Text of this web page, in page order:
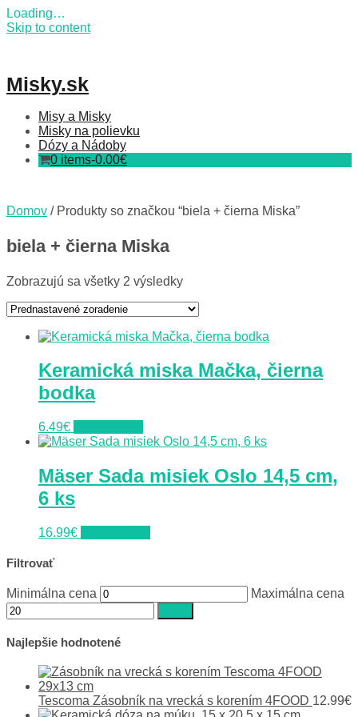
Loading…
Skip to content
Misky.sk
Misy a Misky
Misky na polievku
Dózy a Nádoby
0 items-0.00€
Domov / Produkty so značkou “biela + čierna Miska”
biela + čierna Miska
Zobrazujú sa všetky 2 výsledky
Keramická miska Mačka, čierna
bodka
6.49€
Mäser Sada misiek Oslo 14,5 cm,
6 ks
16.99€
Filtrovať
Minimálna cena Maximálna cena
Najlepšie hodnotené
Tescoma Zásobník na vrecká s korením 4FOOD 12.99€